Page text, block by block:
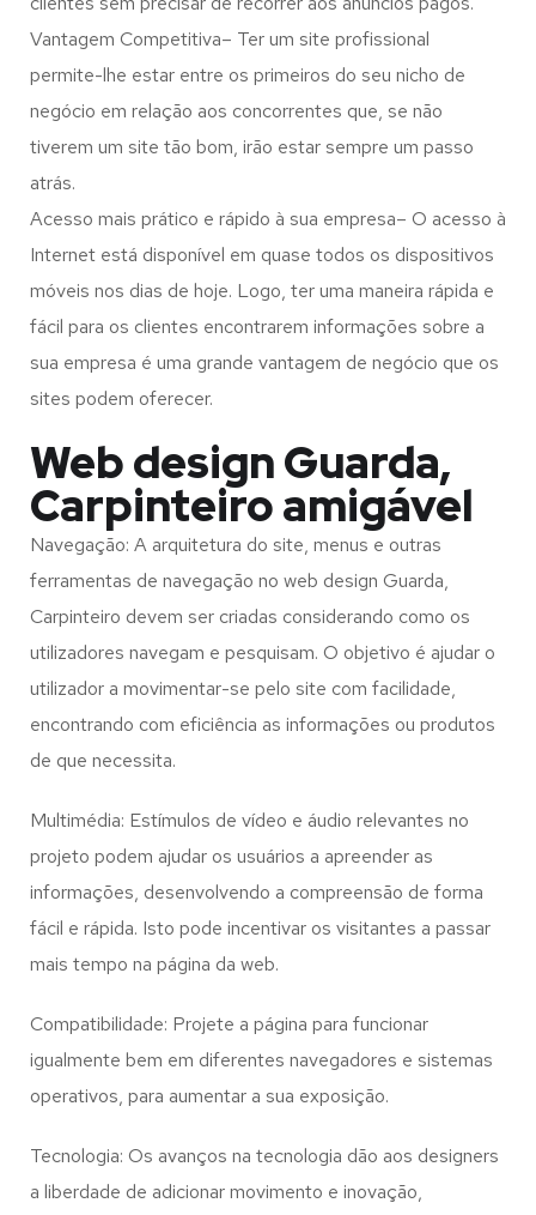
Vantagem Competitiva– Ter um site profissional
permite-lhe estar entre os primeiros do seu nicho de
negócio em relação aos concorrentes que, se não
tiverem um site tão bom, irão estar sempre um passo
atrás.
Acesso mais prático e rápido à sua empresa– O acesso à
Internet está disponível em quase todos os dispositivos
móveis nos dias de hoje. Logo, ter uma maneira rápida e
fácil para os clientes encontrarem informações sobre a
sua empresa é uma grande vantagem de negócio que os
sites podem oferecer.
Web design Guarda,
Carpinteiro amigável
Navegação: A arquitetura do site, menus e outras
ferramentas de navegação no web design Guarda,
Carpinteiro devem ser criadas considerando como os
utilizadores navegam e pesquisam. O objetivo é ajudar o
utilizador a movimentar-se pelo site com facilidade,
encontrando com eficiência as informações ou produtos
de que necessita.
Multimédia: Estímulos de vídeo e áudio relevantes no
projeto podem ajudar os usuários a apreender as
informações, desenvolvendo a compreensão de forma
fácil e rápida. Isto pode incentivar os visitantes a passar
mais tempo na página da web.
Compatibilidade: Projete a página para funcionar
igualmente bem em diferentes navegadores e sistemas
operativos, para aumentar a sua exposição.
Tecnologia: Os avanços na tecnologia dão aos designers
a liberdade de adicionar movimento e inovação,